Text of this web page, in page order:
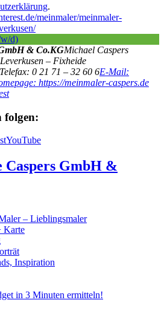
.
meinmaler/meinmaler-
d)
& Co.KGMichael Caspers
Leverkusen – Fixheide
Telefax: 0 21 71 – 32 60 6E-Mail:
https://meinmaler-caspers.de
folgen:
YouTube
GmbH &
– Lieblingsmaler
Karte
Inspiration
in 3 Minuten ermitteln!